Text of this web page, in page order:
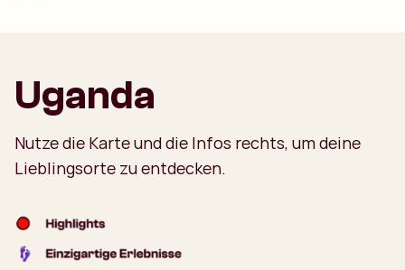
Uganda
Nutze die Karte und die Infos rechts, um deine
Lieblingsorte zu entdecken.